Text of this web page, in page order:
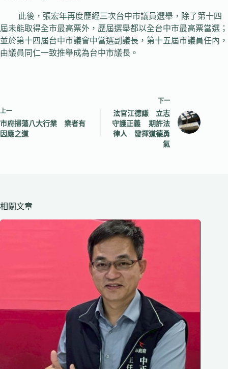
此後，張宏年再度歷經三次台中市議員選舉，除了第十四
屆未能取得全市最高票外，歷屆選舉都以全台中市最高票當選；
並於第十四屆台中市議會中當選副議長，第十五屆市議員任內，
由議員同仁一致推舉成為台中市議長。
上一
市府掃蕩八大行業 業者有
因應之道
下一
法官江德謙 立志
守護正義 期許法
律人 發揮道德勇
氣
相關文章